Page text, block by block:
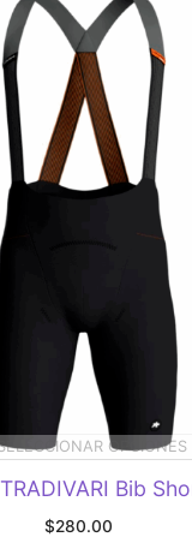
OPCIONES
Bib
$280.00